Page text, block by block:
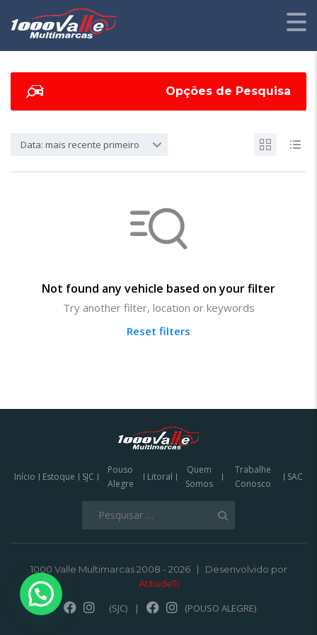
Opções de Pesquisa
Data: mais recente primeiro
Not found any vehicle based on your filter
Try another filter, location or keywords
Reset filters
Início Estoque SJC
Pouso
Alegre
Litoral
Quem
Somos
Trabalhe
Conosco
SAC
1000 Valle Multimarcas 2008 - 2026
Desenvolvido por
AtitudeTI
(SJC) | (POUSO ALEGRE)